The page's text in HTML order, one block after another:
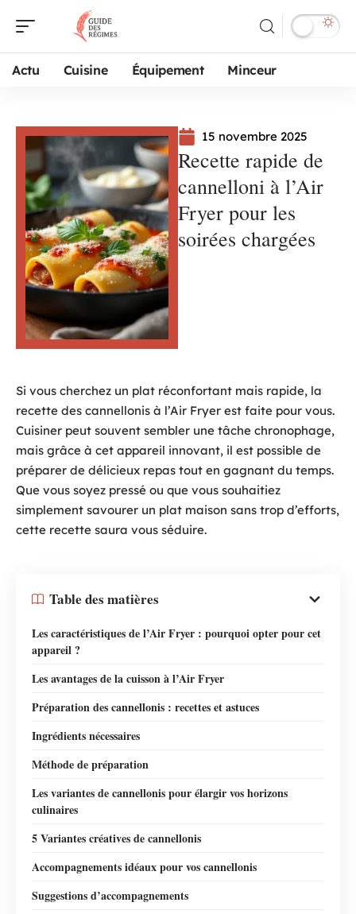
Actu Cuisine Équipement Minceur
15 novembre 2025
Recette rapide de
cannelloni à l’Air
Fryer pour les
soirées chargées
Si vous cherchez un plat réconfortant mais rapide, la
recette des cannellonis à l’Air Fryer est faite pour vous.
Cuisiner peut souvent sembler une tâche chronophage,
mais grâce à cet appareil innovant, il est possible de
préparer de délicieux repas tout en gagnant du temps.
Que vous soyez pressé ou que vous souhaitiez
simplement savourer un plat maison sans trop d’efforts,
cette recette saura vous séduire.
Table des matières
Les caractéristiques de l’Air Fryer : pourquoi opter pour cet
appareil ?
Les avantages de la cuisson à l’Air Fryer
Préparation des cannellonis : recettes et astuces
Ingrédients nécessaires
Méthode de préparation
Les variantes de cannellonis pour élargir vos horizons
culinaires
5 Variantes créatives de cannellonis
Accompagnements idéaux pour vos cannellonis
Suggestions d’accompagnements